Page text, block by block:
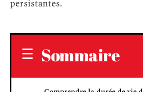
persistantes.
Sommaire